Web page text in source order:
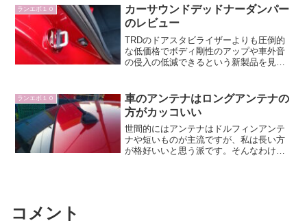
りドアストライカーカバーボディと同色
のメタリックレッドでシルバ...
ランエボ１０
カーサウンドデッドナーダンパー
のレビュー
TRDのドアスタビライザーよりも圧倒的
な低価格でボディ剛性のアップや車外音
の侵入の低減できるという新製品を見つ
もこの製品の呼び名が分かりません。商
品名にはCar Doo...
ランエボ１０
車のアンテナはロングアンテナの
方がカッコいい
世間的にはアンテナはドルフィンアンテ
ナや短いものが主流ですが、私は長い方
が格好いいと思う派です。そんなわけで
コメント